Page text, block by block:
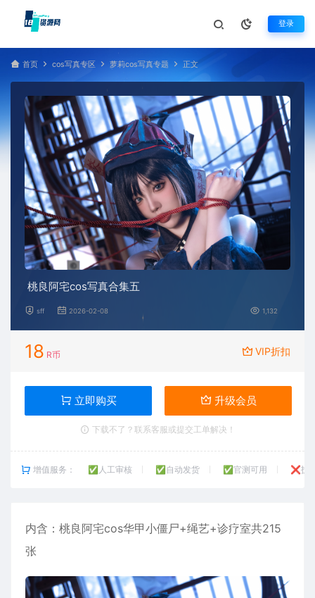
登录
首页 cos写真专区 萝莉cos写真专题 正文
桃良阿宅cos写真合集五
sff 2026-02-08 1,132
18 R币 VIP折扣
立即购买 升级会员
下载不了？联系客服或提交工单解决！
增值服务： ✅人工审核 ✅自动发货 ✅官测可用 ❌技
内含： 桃良阿宅cos华甲小僵尸+绳艺+诊疗室共215
张